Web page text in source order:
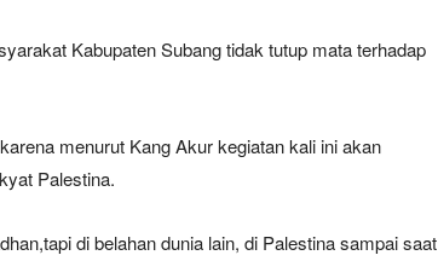
Kabupaten Subang tidak tutup mata terhadap
menurut Kang Akur kegiatan kali ini akan
Palestina.
di belahan dunia lain, di Palestina sampai saat